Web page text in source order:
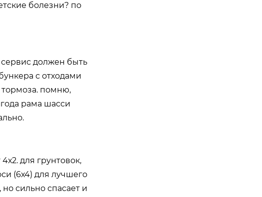
болезни? по
сервис должен быть
с отходами
тормоза. помню,
рама шасси
для грунтовок,
(6х4) для лучшего
сильно спасает и